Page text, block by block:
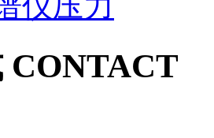
CONTACT